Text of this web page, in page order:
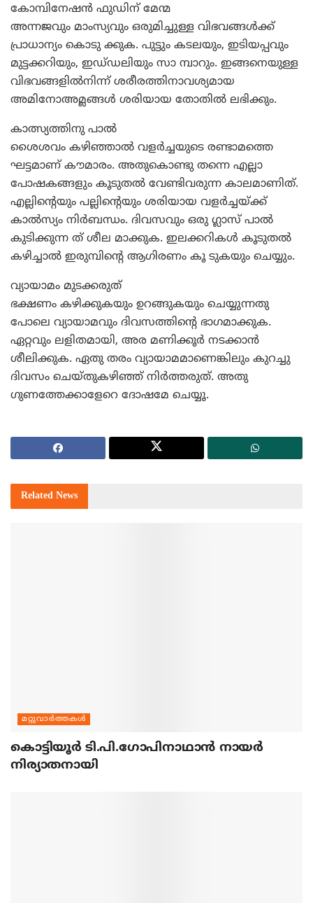
കോമ്പിനേഷന്‍ ഫുഡിന്‌ മേന്മ
അന്നജവും മാംസ്യവും ഒരുമിച്ചുള്ള വിഭവങ്ങള്‍ക്ക്‌
പ്രാധാന്യം കൊടു ക്കുക. പുട്ടും കടലയും, ഇടിയപ്പവും
മുട്ടക്കറിയും, ഇഡ്‌ഡലിയും സാ മ്പാറും. ഇങ്ങനെയുള്ള
വിഭവങ്ങളില്‍നിന്ന്‌ ശരീരത്തിനാവശ്യമായ
അമിനോഅമ്ലങ്ങള്‍ ശരിയായ തോതില്‍ ലഭിക്കും.
കാത്സ്യത്തിനു പാല്‍
ശൈശവം കഴിഞ്ഞാല്‍ വളര്‍ച്ചയുടെ രണ്ടാമത്തെ
ഘട്ടമാണ്‌ കൗമാരം. അതുകൊണ്ടു തന്നെ എല്ലാ
പോഷകങ്ങളും കൂടുതല്‍ വേണ്ടിവരുന്ന കാലമാണിത്‌.
എല്ലിന്റെയും പല്ലിന്റെയും ശരിയായ വളര്‍ച്ചയ്‌ക്ക്‌
കാല്‍സ്യം നിര്‍ബന്ധം. ദിവസവും ഒരു ഗ്ലാസ്‌ പാല്‍
കുടിക്കുന്ന ത്‌ ശീല മാക്കുക. ഇലക്കറികള്‍ കൂടുതല്‍
കഴിച്ചാല്‍ ഇരുമ്പിന്റെ ആഗിരണം കൂ ടുകയും ചെയ്യും.
വ്യായാമം മുടക്കരുത്‌
ഭക്ഷണം കഴിക്കുകയും ഉറങ്ങുകയും ചെയ്യുന്നതു
പോലെ വ്യായാമവും ദിവസത്തിന്റെ ഭാഗമാക്കുക.
ഏറ്റവും ലളിതമായി, അര മണിക്കൂര്‍ നടക്കാന്‍
ശീലിക്കുക. ഏതു തരം വ്യായാമമാണെങ്കിലും കുറച്ചു
ദിവസം ചെയ്‌തുകഴിഞ്ഞ്‌ നിര്‍ത്തരുത്‌. അതു
ഗുണത്തേക്കാളേറെ ദോഷമേ ചെയ്യൂ.
Related News
മറ്റുവാര്‍ത്തകള്‍
കൊട്ടിയൂര്‍ ടി.പി.ഗോപിനാഥാന്‍ നായര്‍
നിര്യാതനായി